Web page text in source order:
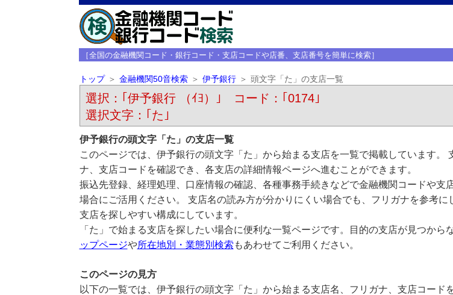
［全国の金融機関コード・銀行コード・支店コードや店番、支店番号を簡単に検索］
トップ 金融機関50音検索 伊予銀行 頭文字「た」の支店一覧
選択：｢伊予銀行 （ｲﾖ）｣ コード：｢0174｣
選択文字：｢た｣
伊予銀行の頭文字「た」の支店一覧
このページでは、伊予銀行の頭文字「た」から始まる支店を一覧で掲載しています。
ナ、支店コードを確認でき、各支店の詳細情報ページへ進むことができます。
振込先登録、経理処理、口座情報の確認、各種事務手続きなどで金融機関コードや支
場合にご活用ください。 支店名の読み方が分かりにくい場合でも、フリガナを参考に
支店を探しやすい構成にしています。
「た」で始まる支店を探したい場合に便利な一覧ページです。目的の支店が見つから
ップページや所在地別・業態別検索 もあわせてご利用ください。
このページの見方
以下の一覧では、伊予銀行の頭文字「た」から始まる支店名、フリガナ、支店コード